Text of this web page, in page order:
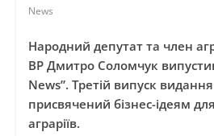
News
Народний депутат та член
ВР Дмитро Соломчук
News”. Третій випуск
присвячений бізнес-ідеям
аграріїв.